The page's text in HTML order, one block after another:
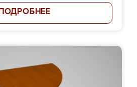
ПОДРОБНЕЕ